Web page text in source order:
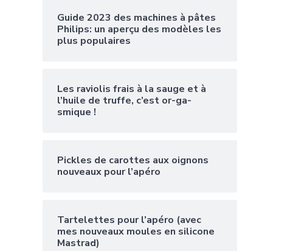
Guide 2023 des machines à pâtes
Philips: un aperçu des modèles les
plus populaires
Les raviolis frais à la sauge et à
l’huile de truffe, c’est or-ga-
smique !
Pickles de carottes aux oignons
nouveaux pour l’apéro
Tartelettes pour l’apéro (avec
mes nouveaux moules en silicone
Mastrad)